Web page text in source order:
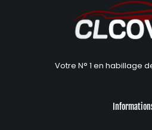
Votre N° 1 en habillage